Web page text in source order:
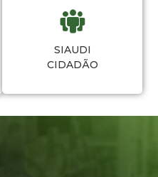
SIAUDI
CIDADÃO